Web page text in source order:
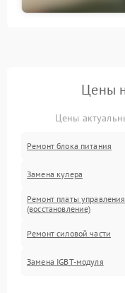
Цены
Цены
Ремонт блока питания
Замена кулера
Ремонт платы управления
(восстановление)
Ремонт силовой части
Замена IGBT-модуля